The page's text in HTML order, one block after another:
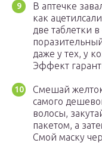
В аптечке
как
две таблетки
даже у тех, у
Эффект
Смешай
самого
волосы,
пакетом, а
Смой маску